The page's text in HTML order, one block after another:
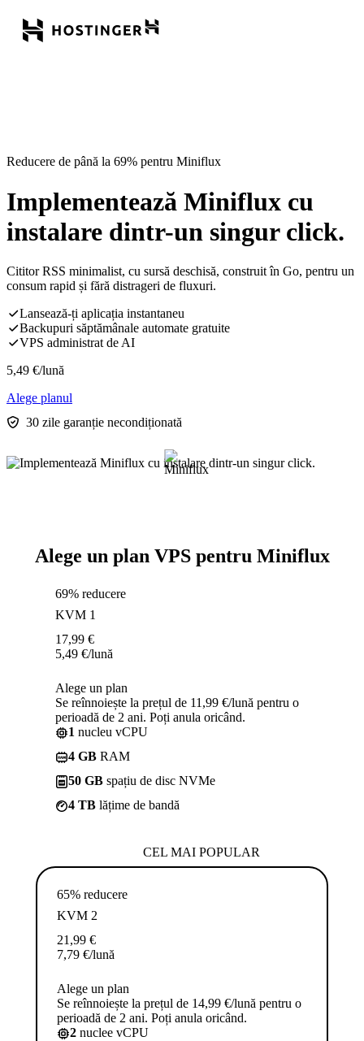
Reducere de până la 69% pentru Miniflux
Implementează Miniflux cu
instalare dintr-un singur click.
Cititor RSS minimalist, cu sursă deschisă, construit în Go, pentru un
consum rapid și fără distrageri de fluxuri.
Lansează-ți aplicația instantaneu
Backupuri săptămânale automate gratuite
VPS administrat de AI
5,49 €/lună
Alege planul
30 zile garanție necondiționată
Alege un plan VPS pentru Miniflux
69% reducere
KVM 1
17,99 €
5,49 €/lună
Alege un plan
Se reînnoiește la prețul de 11,99 €/lună pentru o
perioadă de 2 ani. Poți anula oricând.
1 nucleu vCPU
4 GB RAM
50 GB spațiu de disc NVMe
4 TB lățime de bandă
CEL MAI POPULAR
65% reducere
KVM 2
21,99 €
7,79 €/lună
Alege un plan
Se reînnoiește la prețul de 14,99 €/lună pentru o
perioadă de 2 ani. Poți anula oricând.
2 nuclee vCPU